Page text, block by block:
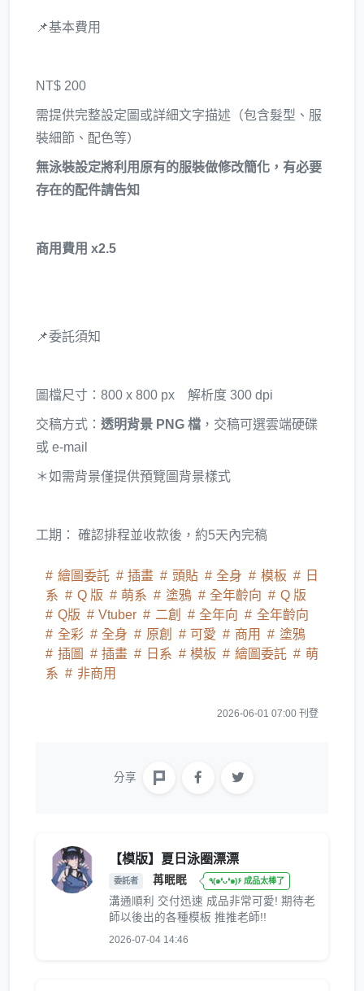
📌基本費用
NT$ 200
需提供完整設定圖或詳細文字描述（包含髮型、服
裝細節、配色等）
無泳裝設定將利用原有的服裝做修改簡化，有必要
存在的配件請告知
商用費用 x2.5
📌委託須知
圖檔尺寸：800 x 800 px 解析度 300 dpi
交稿方式： 透明背景 PNG 檔 ，交稿可選雲端硬碟
或 e-mail
＊如需背景僅提供預覽圖背景樣式
工期： 確認排程並收款後，約5天內完稿
繪圖委託 插畫 頭貼 全身 模板
日
系
Q 版 萌系 塗鴉 全年齡向
Q 版
Q版
Vtuber 二創 全年向
全年齡向
全彩
全身 原創 可愛 商用
塗鴉
插圖
插畫 日系 模板 繪圖委託
萌
系
非商用
2026-06-01 07:00 刊登
分享
【模版】夏日泳圈漂漂
委託者 苒眠眠 ٩(๑❛ᴗ❛๑)۶ 成品太棒了
溝通順利 交付迅速 成品非常可愛! 期待老
師以後出的各種模板 推推老師!!
2026-07-04 14:46